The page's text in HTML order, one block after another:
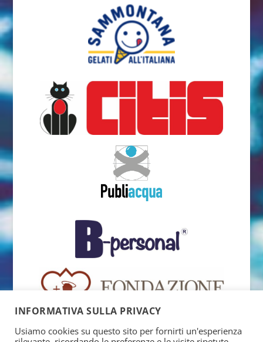
INFORMATIVA SULLA PRIVACY
Usiamo cookies su questo sito per fornirti un'esperienza